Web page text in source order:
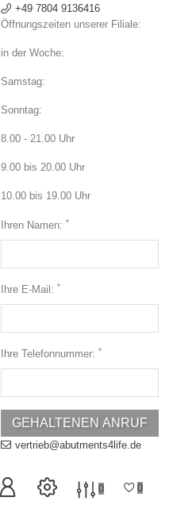
+49 7804 9136416
Öffnungszeiten unserer Filiale:
in der Woche:
Samstag:
Sonntag:
8.00 - 21.00 Uhr
9.00 bis 20.00 Uhr
10.00 bis 19.00 Uhr
Ihren Namen: *
Ihre E-Mail: *
Ihre Telefonnummer: *
vertrieb@abutments4life.de
0 0